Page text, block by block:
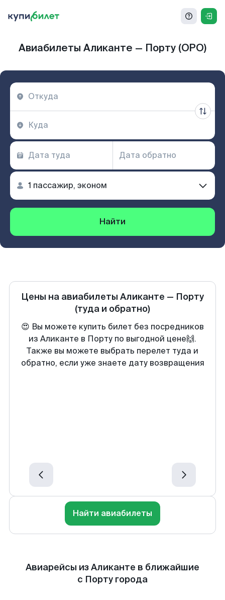
Авиабилеты Аликанте — Порту (OPO)
Найти
Цены на авиабилеты Аликанте — Порту
(туда и обратно)
😍 Вы можете купить билет без посредников
из Аликанте в Порту по выгодной цене🙌.
Также вы можете выбрать перелет туда и
обратно, если уже знаете дату возвращения
Найти авиабилеты
Авиарейсы из Аликанте в ближайшие
с Порту города